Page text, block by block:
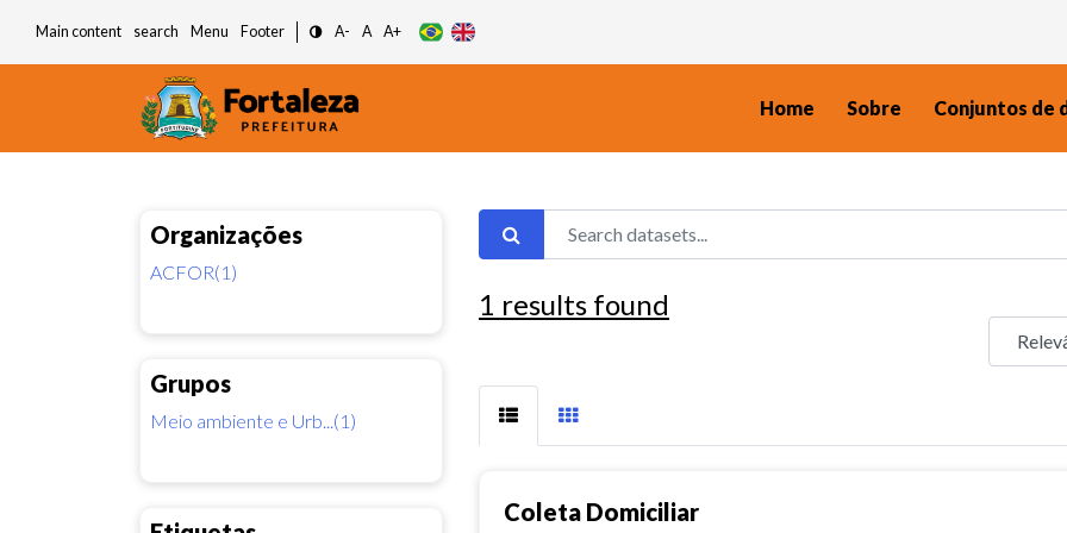
Main content search Menu Footer A- A A+
Home Sobre Conjuntos de
Organizações
ACFOR(1)
Grupos
Meio ambiente e Urb...(1)
1 results found
Coleta Domiciliar